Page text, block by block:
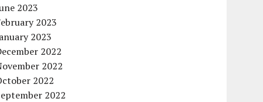
2023
2023
2023
2022
2022
2022
2022